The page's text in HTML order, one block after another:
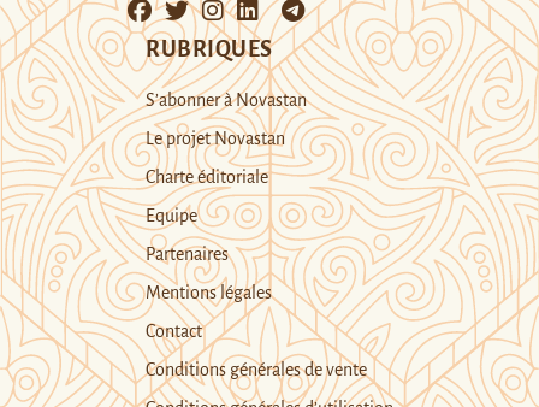
RUBRIQUES
S’abonner à Novastan
Le projet Novastan
Charte éditoriale
Equipe
Partenaires
Mentions légales
Contact
Conditions générales de vente